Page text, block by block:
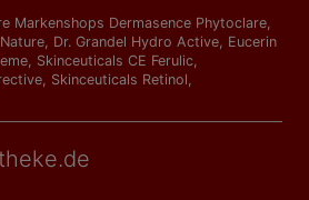
Markenshops Dermasence Phytoclare
Dr. Grandel Hydro Active Eucerin
Skinceuticals CE Ferulic
Skinceuticals Retinol